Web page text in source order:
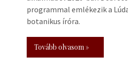
programmal emlékezik a
botanikus íróra.
Tovább olvasom »